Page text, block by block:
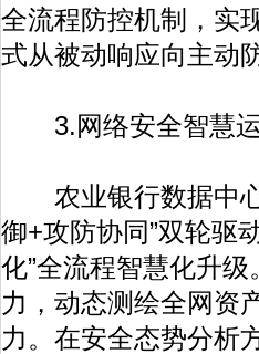
全流程防控机制，实
式从被动响应向主动
3.网络安全智慧运
农业银行数据中心
御+攻防协同”双轮
化”全流程智慧化升
力，动态测绘全网资
力。在安全态势分析